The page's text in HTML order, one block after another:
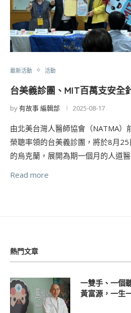
最新活動 活動
台美義診團、MIT百萬支安全
by有故事 編輯部 2025-08-17
由北美台灣人醫師協會（NATMA）
榮聰率領的台美義診團，將於8月
的烏克蘭，展開為期一個月的人道醫
Read more
熱門文章
一雙手、一個
黃富源，一生